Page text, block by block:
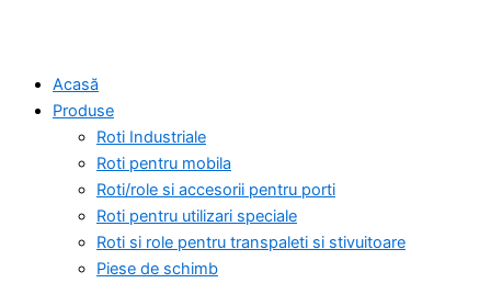
Acasă
Produse
Roti Industriale
Roti pentru mobila
Roti/role si accesorii pentru porti
Roti pentru utilizari speciale
Roti si role pentru transpaleti si stivuitoare
Piese de schimb